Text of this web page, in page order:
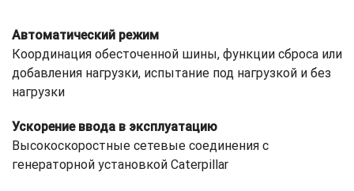
Автоматический режим
Координация обесточенной шины, функции сброса или
добавления нагрузки, испытание под нагрузкой и без
нагрузки
Ускорение ввода в эксплуатацию
Высокоскоростные сетевые соединения с
генераторной установкой Caterpillar